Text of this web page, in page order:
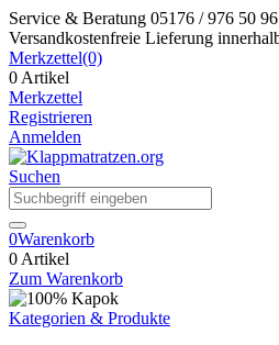
Service & Beratung 05176 / 976 50 96
Versandkostenfreie Lieferung
Merkzettel(0)
0 Artikel
Merkzettel
Registrieren
Anmelden
Suchen
0Warenkorb
0 Artikel
Zum Warenkorb
Kategorien & Produkte